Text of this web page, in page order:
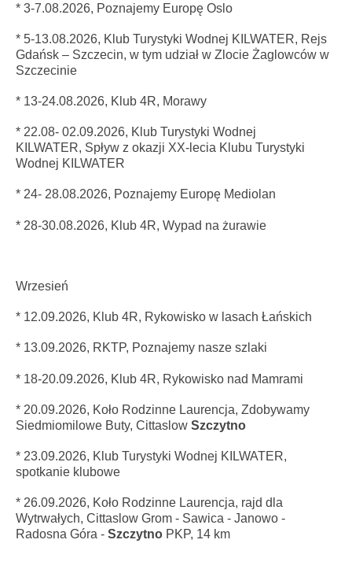
* 3-7.08.2026, Poznajemy Europę Oslo
* 5-13.08.2026, Klub Turystyki Wodnej KILWATER, Rejs
Gdańsk – Szczecin, w tym udział w Zlocie Żaglowców w
Szczecinie
* 13-24.08.2026, Klub 4R, Morawy
* 22.08- 02.09.2026, Klub Turystyki Wodnej
KILWATER, Spływ z okazji XX-lecia Klubu Turystyki
Wodnej KILWATER
* 24- 28.08.2026, Poznajemy Europę Mediolan
* 28-30.08.2026, Klub 4R, Wypad na żurawie
Wrzesień
* 12.09.2026, Klub 4R, Rykowisko w lasach Łańskich
* 13.09.2026, RKTP, Poznajemy nasze szlaki
* 18-20.09.2026, Klub 4R, Rykowisko nad Mamrami
* 20.09.2026, Koło Rodzinne Laurencja, Zdobywamy
Siedmiomilowe Buty, Cittaslow Szczytno
* 23.09.2026, Klub Turystyki Wodnej KILWATER,
spotkanie klubowe
* 26.09.2026, Koło Rodzinne Laurencja, rajd dla
Wytrwałych, Cittaslow Grom - Sawica - Janowo -
Radosna Góra - Szczytno PKP, 14 km